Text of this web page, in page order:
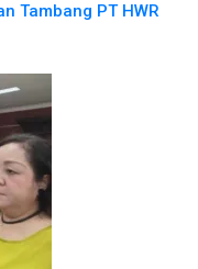
Tambang PT HWR